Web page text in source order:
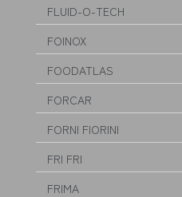
FLUID-O-TECH
FOINOX
FOODATLAS
FORCAR
FORNI FIORINI
FRI FRI
FRIMA